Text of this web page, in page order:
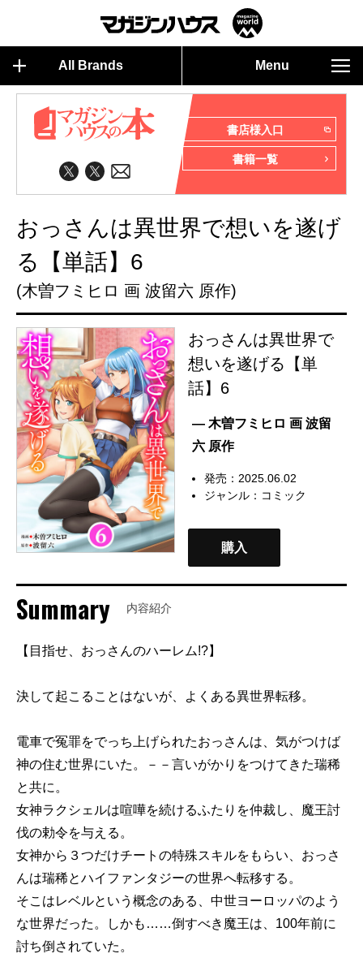
All Brands Menu
書店様入口
書籍一覧
おっさんは異世界で想いを遂げ
る【単話】6
(木曽フミヒロ 画 波留六 原作)
おっさんは異世界で
想いを遂げる【単
話】6
— 木曽フミヒロ 画 波留
六 原作
発売：2025.06.02
ジャンル： コミック
購入
Summary 内容紹介
【目指せ、おっさんのハーレム!?】
決して起こることはないが、よくある異世界転移。
電車で冤罪をでっち上げられたおっさんは、気がつけば
神の住む世界にいた。－－言いがかりをつけてきた瑞稀
と共に。
女神ラクシェルは喧嘩を続けるふたりを仲裁し、魔王討
伐の勅令を与える。
女神から３つだけチートの特殊スキルをもらい、おっさ
んは瑞稀とハイファンタジーの世界へ転移する。
そこはレベルという概念のある、中世ヨーロッパのよう
な世界だった。しかも……倒すべき魔王は、100年前に
討ち倒されていた。